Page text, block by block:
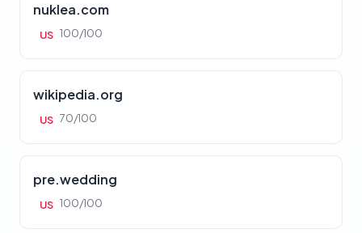
nuklea.com
US 100/100
wikipedia.org
US 70/100
pre.wedding
US 100/100